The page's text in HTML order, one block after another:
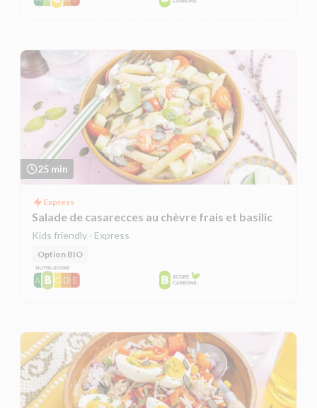
25 min
Express
Salade de casarecces au chèvre frais et basilic
Kids friendly · Express
Option BIO